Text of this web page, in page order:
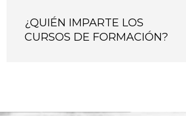
¿QUIÉN IMPARTE LOS
CURSOS DE FORMACIÓN?